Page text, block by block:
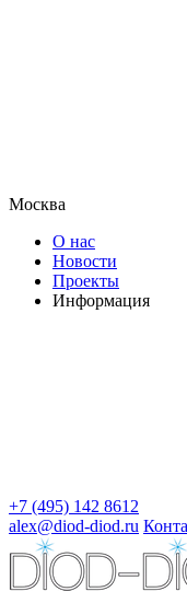
Москва
О нас
Новости
Проекты
Информация
+7 (495) 142 8612
alex@diod-diod.ru